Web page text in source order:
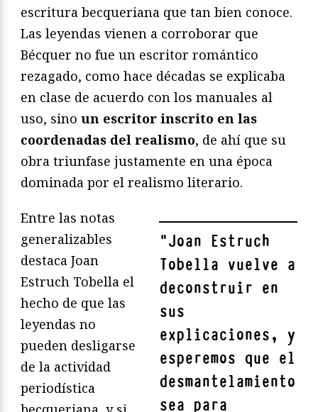
escritura becqueriana que tan bien conoce.
Las leyendas vienen a corroborar que
Bécquer no fue un escritor romántico
rezagado, como hace décadas se explicaba
en clase de acuerdo con los manuales al
uso, sino un escritor inscrito en las
coordenadas del realismo, de ahí que su
obra triunfase justamente en una época
dominada por el realismo literario.
"Joan Estruch
Tobella vuelve a
deconstruir en
sus
explicaciones, y
esperemos que el
desmantelamiento
sea para
Entre las notas
generalizables
destaca Joan
Estruch Tobella el
hecho de que las
leyendas no
pueden desligarse
de la actividad
periodística